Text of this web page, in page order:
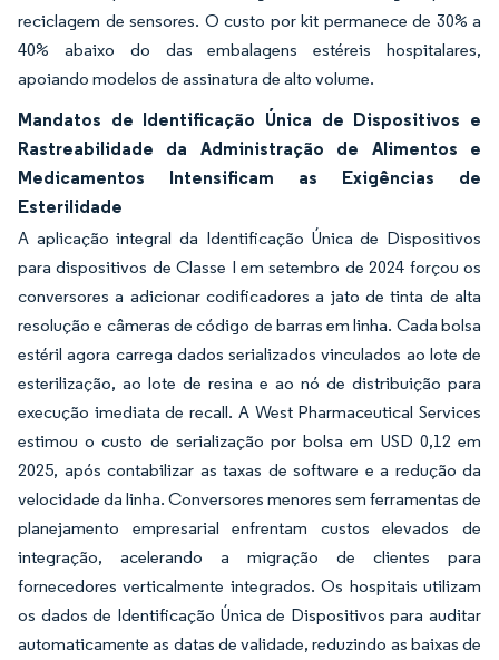
reciclagem de sensores. O custo por kit permanece de 30% a
40% abaixo do das embalagens estéreis hospitalares,
apoiando modelos de assinatura de alto volume.
Mandatos de Identificação Única de Dispositivos e
Rastreabilidade da Administração de Alimentos e
Medicamentos Intensificam as Exigências de
Esterilidade
A aplicação integral da Identificação Única de Dispositivos
para dispositivos de Classe I em setembro de 2024 forçou os
conversores a adicionar codificadores a jato de tinta de alta
resolução e câmeras de código de barras em linha. Cada bolsa
estéril agora carrega dados serializados vinculados ao lote de
esterilização, ao lote de resina e ao nó de distribuição para
execução imediata de recall. A West Pharmaceutical Services
estimou o custo de serialização por bolsa em USD 0,12 em
2025, após contabilizar as taxas de software e a redução da
velocidade da linha. Conversores menores sem ferramentas de
planejamento empresarial enfrentam custos elevados de
integração, acelerando a migração de clientes para
fornecedores verticalmente integrados. Os hospitais utilizam
os dados de Identificação Única de Dispositivos para auditar
automaticamente as datas de validade, reduzindo as baixas de